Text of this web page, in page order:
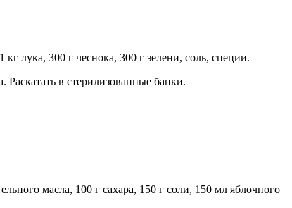
лука, 300 г чеснока, 300 г зелени, соль, специи.
в стерилизованные банки.
масла, 100 г сахара, 150 г соли, 150 мл яблочного